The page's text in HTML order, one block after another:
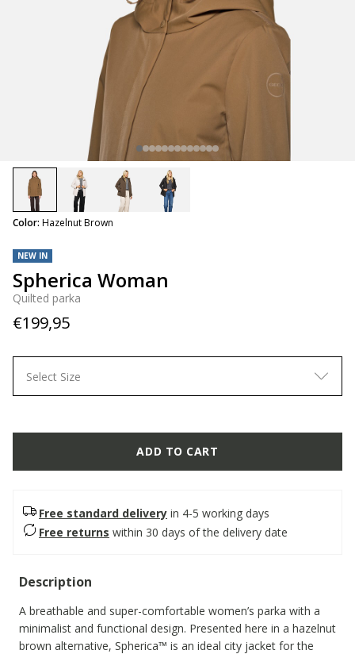
NEW IN
Spherica Woman
Quilted parka
€199,95
Color: Hazelnut Brown
selected
Select Size
ADD TO CART
Free standard delivery in 4-5 working days
Free returns within 30 days of the delivery date
Description
A breathable and super-comfortable women’s parka with a
minimalist and functional design. Presented here in a hazelnut
brown alternative, Spherica™ is an ideal city jacket for the